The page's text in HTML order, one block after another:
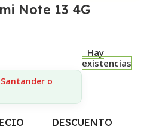
Note 13 4G
Santander o
Hay
existencias
DESCUENTO